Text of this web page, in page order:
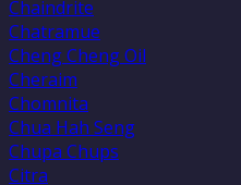
Chaindrite
Chatramue
Cheng Cheng Oil
Cheraim
Chomnita
Chua Hah Seng
Chupa Chups
Citra